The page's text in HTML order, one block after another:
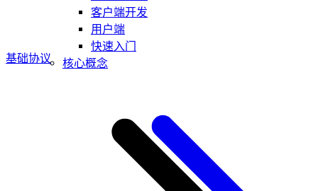
客户端开发
用户端
快速入门
核心概念
基础协议